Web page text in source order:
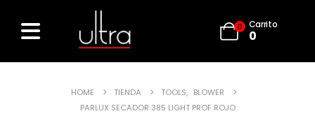
0 Carrito
0
HOME TIENDA TOOLS, BLOWER
PARLUX SECADOR 385 LIGHT PROF ROJO